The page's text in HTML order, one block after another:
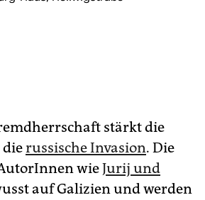
stärkt die
russische Invasion. Die
wieJurij und
auf Galizien und werden